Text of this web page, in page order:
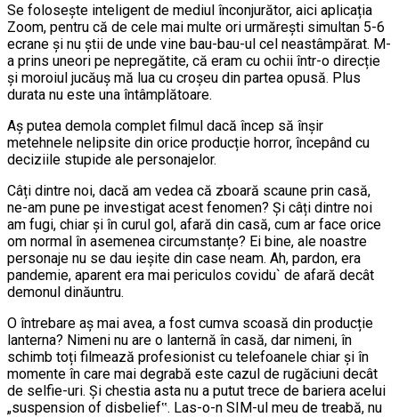
Se folosește inteligent de mediul înconjurător, aici aplicația
Zoom, pentru că de cele mai multe ori urmărești simultan 5-6
ecrane și nu știi de unde vine bau-bau-ul cel neastâmpărat. M-
a prins uneori pe nepregătite, că eram cu ochii într-o direcție
și moroiul jucăuș mă lua cu croșeu din partea opusă. Plus
durata nu este una întâmplătoare.
Aș putea demola complet filmul dacă încep să înșir
metehnele nelipsite din orice producție horror, începând cu
deciziile stupide ale personajelor.
Câți dintre noi, dacă am vedea că zboară scaune prin casă,
ne-am pune pe investigat acest fenomen? Și câți dintre noi
am fugi, chiar și în curul gol, afară din casă, cum ar face orice
om normal în asemenea circumstanțe? Ei bine, ale noastre
personaje nu se dau ieșite din case neam. Ah, pardon, era
pandemie, aparent era mai periculos covidu` de afară decât
demonul dinăuntru.
O întrebare aș mai avea, a fost cumva scoasă din producție
lanterna? Nimeni nu are o lanternă în casă, dar nimeni, în
schimb toți filmează profesionist cu telefoanele chiar și în
momente în care mai degrabă este cazul de rugăciuni decât
de selfie-uri. Și chestia asta nu a putut trece de bariera acelui
„suspension of disbelief‟. Las-o-n SIM-ul meu de treabă, nu